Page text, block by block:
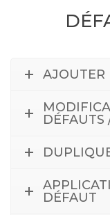
AJOUTER
DÉFAUTS
DÉFAUT